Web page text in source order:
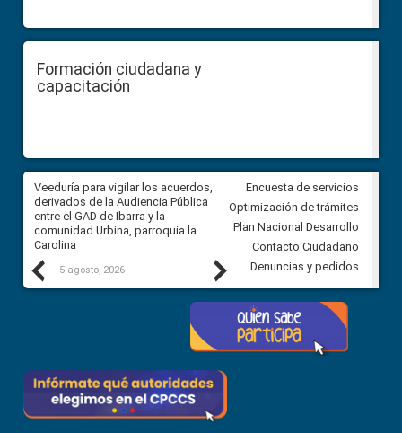
Formación ciudadana y
capacitación
Previous
Veeduría para vigilar los acuerdos,
derivados de la Audiencia Pública
entre el GAD de Ibarra y la
comunidad Urbina, parroquia la
Carolina
5 agosto, 2026
CPCCS convoca a Veeduría
Ciudadana para vigilar el
5 agosto, 2026
Next
Encuesta de servicios
Optimización de trámites
Plan Nacional Desarrollo
Contacto Ciudadano
Denuncias y pedidos